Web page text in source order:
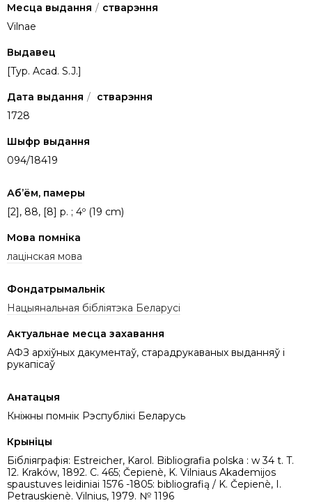
Месца выдання / стварэння
Vilnae
Выдавец
[Typ. Acad. S.J.]
Дата выдання / стварэння
1728
Шыфр выдання
094/18419
Аб’ём, памеры
[2], 88, [8] p. ; 4º (19 cm)
Мова помніка
лацінская мова
Фондатрымальнік
Нацыянальная бібліятэка Беларусі
Актуальнае месца захавання
АФЗ архіўных дакументаў, старадрукаваных выданняў і
рукапісаў
Анатацыя
Кніжны помнік Рэспублікі Беларусь
Крыніцы
Бібліяграфія: Estreicher, Karol. Bibliografia polska : w 34 t. T.
12. Kraków, 1892. C. 465; Čepienè, K. Vilniaus Akademijos
spaustuves leidiniai 1576 -1805: bibliografią / K. Čepienè, I.
Petrauskienè. Vilnius, 1979. № 1196